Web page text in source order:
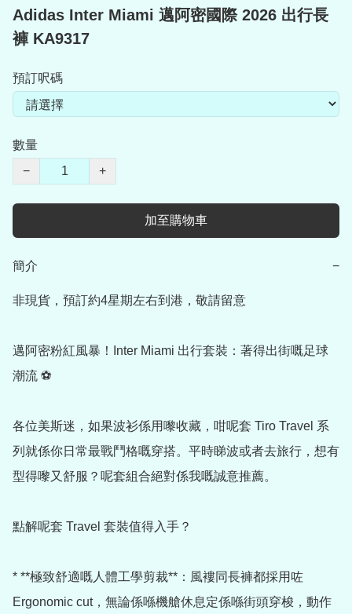
Adidas Inter Miami 邁阿密國際 2026 出行長
褲 KA9317
預訂呎碼
數量
−
+
加至購物車
簡介 −
非現貨，預訂約4星期左右到港，敬請留意
邁阿密粉紅風暴！Inter Miami 出行套裝：著得出街嘅足球
潮流 ⚽️
各位美斯迷，如果波衫係用嚟收藏，咁呢套 Tiro Travel 系
列就係你日常最戰鬥格嘅穿搭。平時睇波或者去旅行，想有
型得嚟又舒服？呢套組合絕對係我嘅誠意推薦。
點解呢套 Travel 套裝值得入手？
* **極致舒適嘅人體工學剪裁**：風褸同長褲都採用咗
Ergonomic cut，無論係喺機艙休息定係喺街頭穿梭，動作